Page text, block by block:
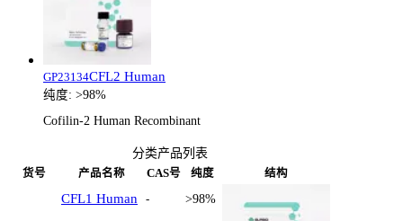
GP23134CFL2 Human
纯度: >98%
Cofilin-2 Human Recombinant
分类产品列表
货号 产品名称 CAS号 纯度 结构
CFL1 Human - >98%